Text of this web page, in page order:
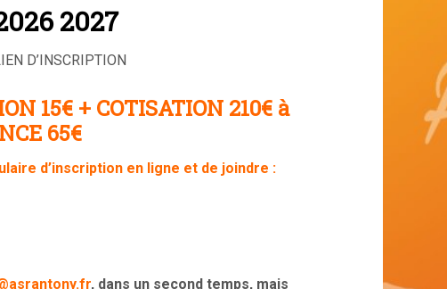
2027
D’INSCRIPTION
15€ + COTISATION 210€ à
65€
d’inscription en ligne et de joindre :
, dans un second temps, mais